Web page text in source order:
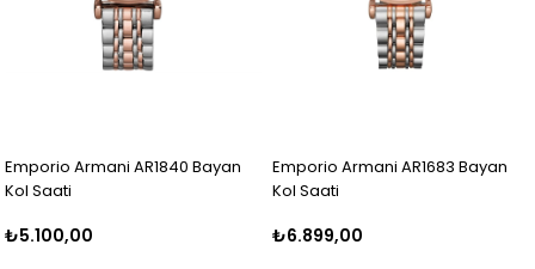
Emporio Armani AR1840 Bayan
Kol Saati
₺5.100,00
Emporio Armani AR1683 Bayan
Kol Saati
₺6.899,00